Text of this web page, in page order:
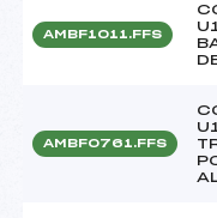
AMBF1011.FFS
AMBF0761.FFS